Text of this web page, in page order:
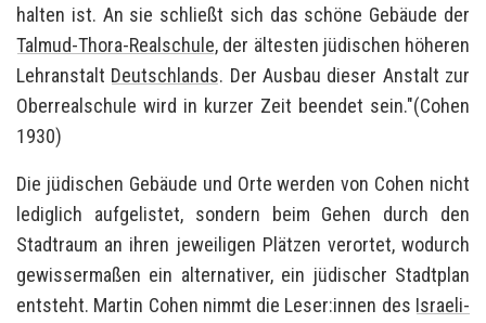
hal­ten ist. An sie schließt sich das schö­ne Ge­bäu­de der
Talmud-​Thora-Realschule, der äl­tes­ten jü­di­schen hö­he­ren
Lehr­an­stalt Deutsch­lands. Der Aus­bau die­ser An­stalt zur
Ober­re­al­schu­le wird in kur­zer Zeit be­en­det sein."(Cohen
1930)
Die jü­di­schen Ge­bäu­de und Orte wer­den von Cohen nicht
le­dig­lich auf­ge­lis­tet, son­dern beim Gehen durch den
Stadt­raum an ihren je­wei­li­gen Plät­zen ver­or­tet, wo­durch
ge­wis­ser­ma­ßen ein al­ter­na­ti­ver, ein jü­di­scher Stadt­plan
ent­steht. Mar­tin Cohen nimmt die Leser:innen des Is­rae­li­